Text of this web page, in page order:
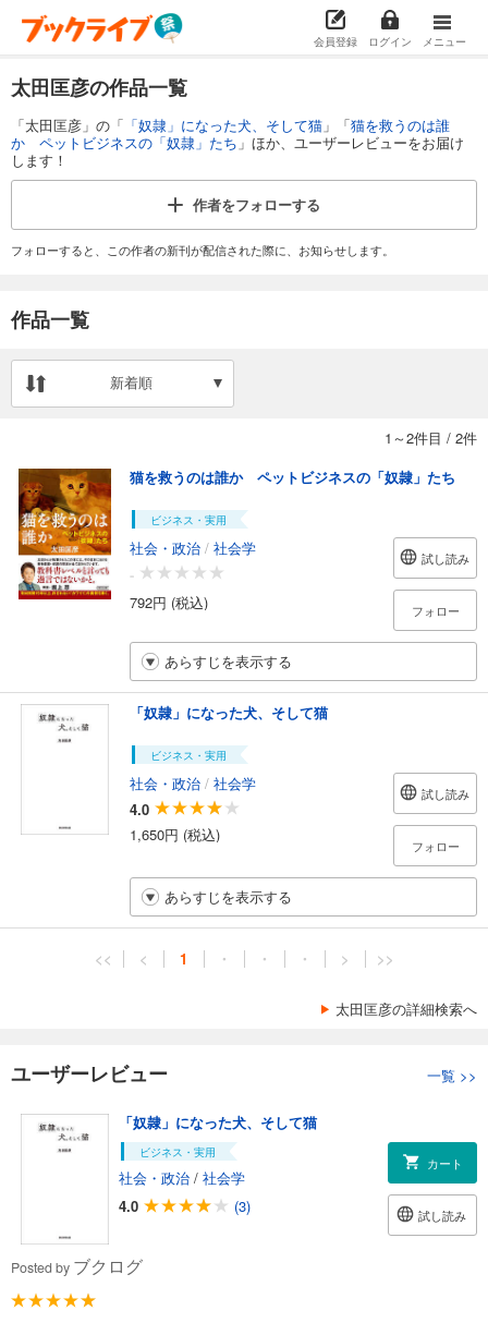
会員登録 ログイン メニュー
太田匡彦の作品一覧
「太田匡彦」の「 「奴隷」になった犬、そして猫 」「猫を救うのは誰
か ペットビジネスの「奴隷」たち 」ほか、ユーザーレビューをお届け
します！
作者をフォローする
フォローすると、この作者の新刊が配信された際に、お知らせします。
作品一覧
新着順
1～2件目 / 2件
猫を救うのは誰か ペットビジネスの「奴隷」たち
ビジネス・実用
社会・政治 / 社会学
-
792円 (税込)
試し読み
フォロー
あらすじを表示する
「奴隷」になった犬、そして猫
ビジネス・実用
社会・政治 / 社会学
4.0
1,650円 (税込)
試し読み
フォロー
あらすじを表示する
<< < 1 ・ ・ ・ > >>
太田匡彦の詳細検索へ
ユーザーレビュー 一覧 >>
「奴隷」になった犬、そして猫
ビジネス・実用
社会・政治 / 社会学
4.0
(3)
カート
試し読み
Posted by ブクログ